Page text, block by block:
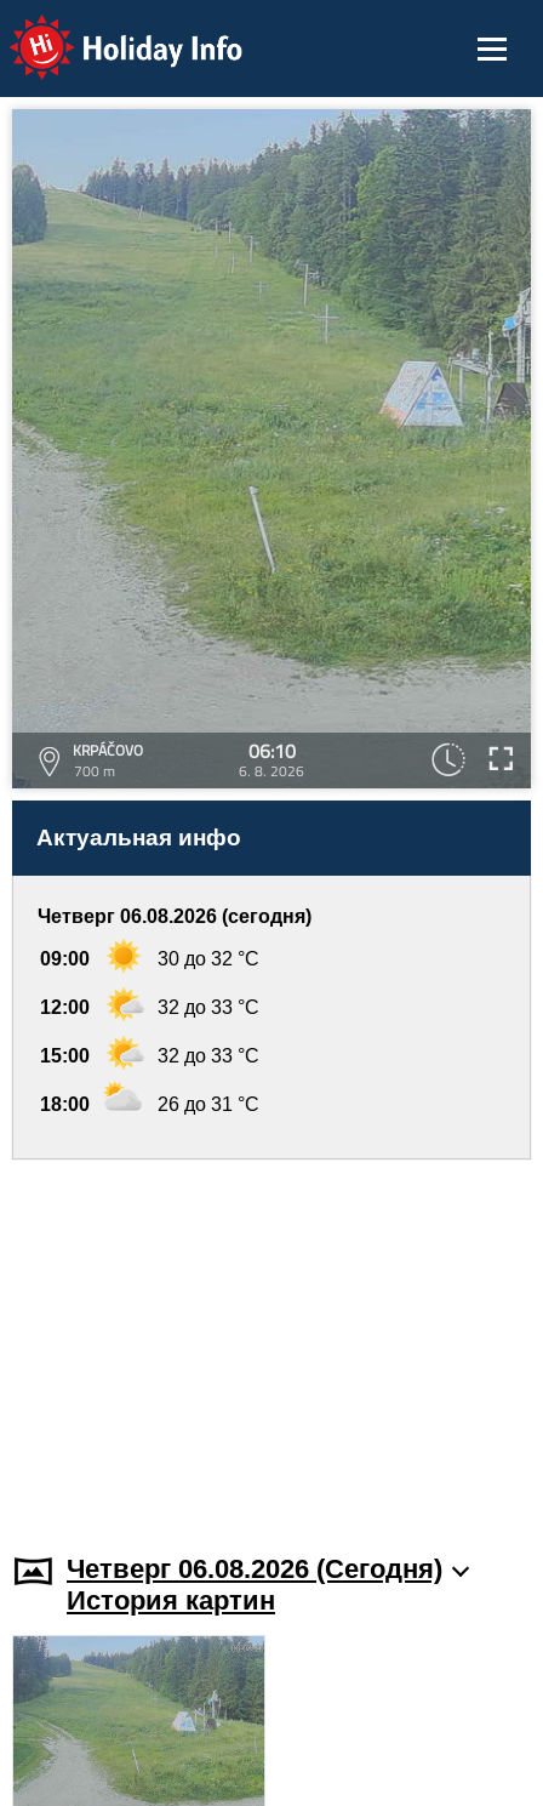
Holiday Info
KRPÁČOVO
700 m
06:10
6. 8. 2026
Актуальная инфо
Четверг 06.08.2026 (сегодня)
09:00 30 до 32 °C
12:00 32 до 33 °C
15:00 32 до 33 °C
18:00 26 до 31 °C
Четверг 06.08.2026 (Cегодня)
История картин